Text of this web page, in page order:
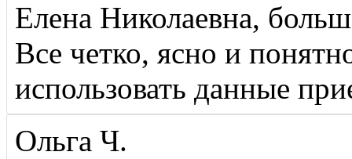
Елена Николаевна,
Все четко, ясно и
использовать данные
Ольга Ч.